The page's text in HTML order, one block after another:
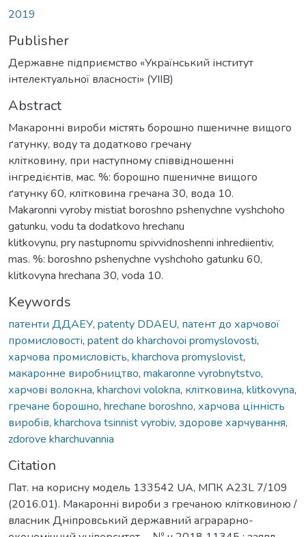
2019
Publisher
Державне підприємство «Український інститут
інтелектуальної власності» (УІІВ)
Abstract
Макаронні вироби містять борошно пшеничне вищого
ґатунку, воду та додатково гречану
клітковину, при наступному співвідношенні
інгредієнтів, мас. %: борошно пшеничне вищого
ґатунку 60, клітковина гречана 30, вода 10.
Makaronni vyroby mistiat boroshno pshenychne vyshchoho
gatunku, vodu ta dodatkovo hrechanu
klitkovynu, pry nastupnomu spivvidnoshenni inhrediientiv,
mas. %: boroshno pshenychne vyshchoho gatunku 60,
klitkovyna hrechana 30, voda 10.
Keywords
патенти ДДАЕУ, patenty DDAEU, патент до харчової
промисловості, patent do kharchovoi promyslovosti,
харчова промисловість, kharchova promyslovist,
макаронне виробництво, makaronne vyrobnytstvo,
харчові волокна, kharchovi volokna, клітковина, klitkovyna,
гречане борошно, hrechane boroshno, харчова цінність
виробів, kharchova tsinnist vyrobiv, здорове харчування,
zdorove kharchuvannia
Citation
Пат. на корисну модель 133542 UA, МПК A23L 7/109
(2016.01). Макаронні вироби з гречаною клітковиною /
власник Дніпровський державний аграрарно-